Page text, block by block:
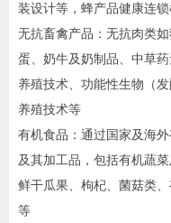
装设计等，蜂产品健康连
无抗畜禽产品：无抗肉类
蛋、奶牛及奶制品、中草
养殖技术、功能性生物（
养殖技术等
有机食品：通过国家及海
及其加工品，包括有机蔬
鲜干瓜果、枸杞、菌菇类
等